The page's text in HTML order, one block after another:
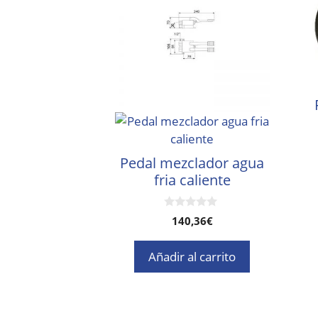
Pedal mezclador agua
fria caliente
140,36€
Añadir al carrito